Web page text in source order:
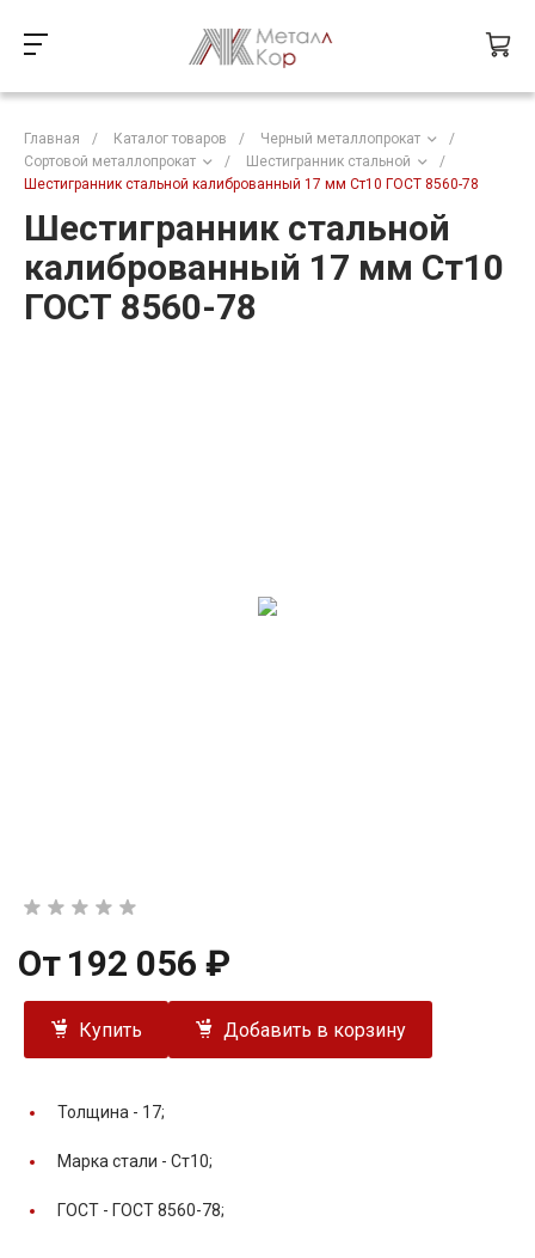
Главная / Каталог товаров / Черный металлопрокат
/
Сортовой металлопрокат
/ Шестигранник стальной
/
Шестигранник стальной калиброванный 17 мм Ст10 ГОСТ 8560-78
Шестигранник стальной
калиброванный 17 мм Ст10
ГОСТ 8560-78
От 192 056 ₽
Купить Добавить в корзину
Толщина - 17;
Марка стали - Ст10;
ГОСТ - ГОСТ 8560-78;